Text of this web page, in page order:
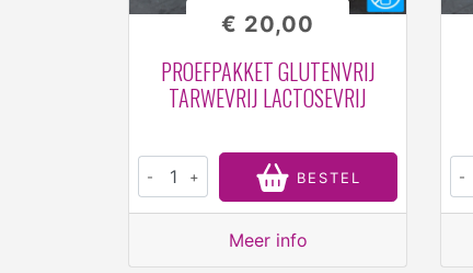
PROEFPAKKET GLUTENVRIJ
TARWEVRIJ LACTOSEVRIJ
€ 20,00
- + BESTEL
Meer info
-